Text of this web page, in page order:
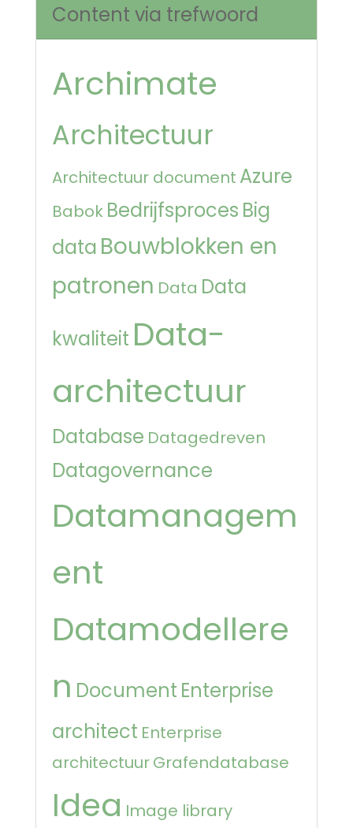
Content via trefwoord
Archimate
Architectuur
Architectuur document Azure
Babok Bedrijfsproces Big
data Bouwblokken en
patronen Data Data
kwaliteit Data-
architectuur
Database Datagedreven
Datagovernance
Datamanagem
ent
Datamodellere
n Document Enterprise
architect Enterprise
architectuurGrafendatabase
Idea Image library